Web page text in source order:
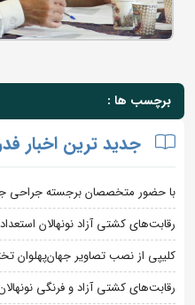
برچسب ها :
جدید ترین اخبار
با حضور متخصصان برجسته جراحی
رقابت‌های کشتی آزاد نونهالان
کلیپی از نصب تصاویر
رقابت‌های کشتی آزاد و فرنگی نونهالان